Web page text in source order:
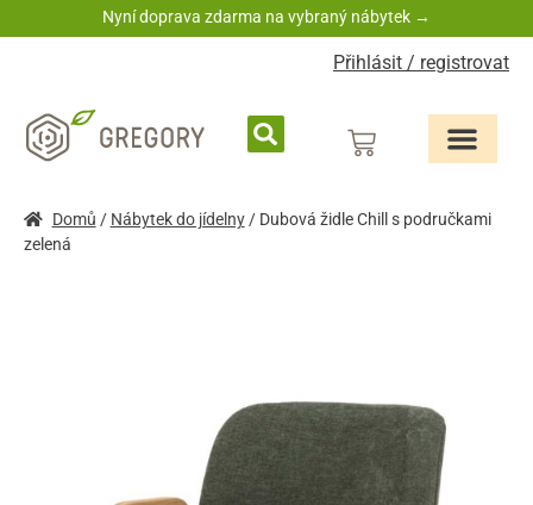
Nyní doprava zdarma na vybraný nábytek →
Přihlásit / registrovat
Domů / Nábytek do jídelny/ Dubová židle Chill s područkami
zelená